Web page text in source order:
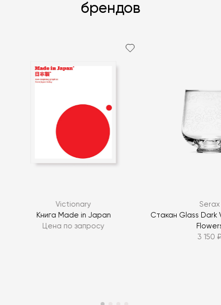
Я согласен сполитикой персональных данных
брендов
Victionary
Книга Made in Japan
Цена по запросу
Serax
Стакан Glass Dark
3 150 ₽